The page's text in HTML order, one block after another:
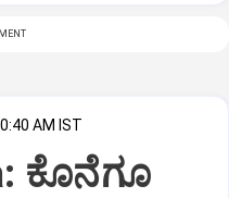
AM IST
ಕೊನೆಗೂ